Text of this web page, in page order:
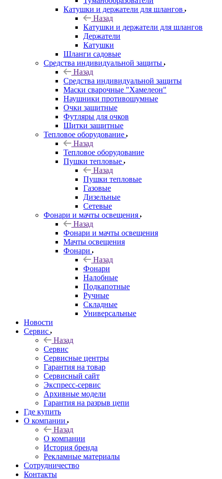
Катушки и держатели для шлангов
Назад
Катушки и держатели для шлангов
Держатели
Катушки
Шланги садовые
Средства индивидуальной защиты
Назад
Средства индивидуальной защиты
Маски сварочные "Хамелеон"
Наушники противошумные
Очки защитные
Футляры для очков
Щитки защитные
Тепловое оборудование
Назад
Тепловое оборудование
Пушки тепловые
Назад
Пушки тепловые
Газовые
Дизельные
Сетевые
Фонари и мачты освещения
Назад
Фонари и мачты освещения
Мачты освещения
Фонари
Назад
Фонари
Налобные
Подкапотные
Ручные
Складные
Универсальные
Новости
Сервис
Назад
Сервис
Сервисные центры
Гарантия на товар
Сервисный сайт
Экспресс-сервис
Архивные модели
Гарантия на разрыв цепи
Где купить
О компании
Назад
О компании
История бренда
Рекламные материалы
Сотрудничество
Контакты